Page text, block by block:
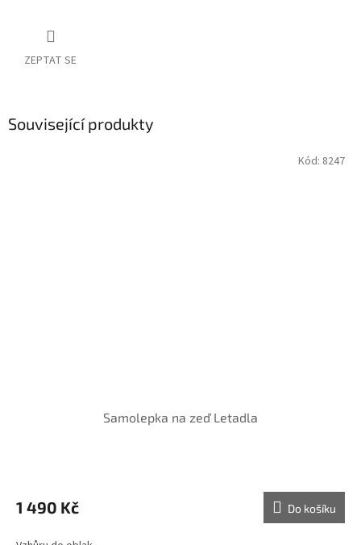
ZEPTAT SE
Související produkty
Samolepka na zeď Letadla
1 490 Kč Do košíku
Kód: 8247